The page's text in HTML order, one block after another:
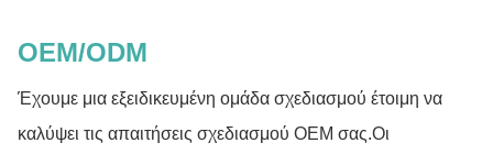
OEM/ODM
Έχουμε μια εξειδικευμένη ομάδα σχεδιασμού έτοιμη να
καλύψει τις απαιτήσεις σχεδιασμού OEM σας.Οι